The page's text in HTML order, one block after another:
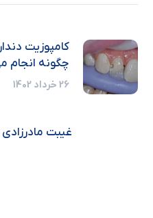
کامپوزیت
چگونه انجام
26 خرداد 1402
غیبت